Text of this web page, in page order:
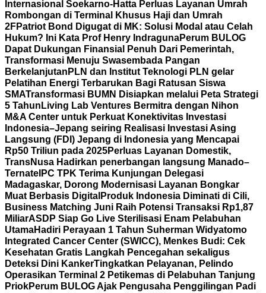
Internasional Soekarno-Hatta Perluas Layanan Umrah
Rombongan di Terminal Khusus Haji dan Umrah
2FPatriot Bond Digugat di MK: Solusi Modal atau Celah
Hukum? Ini Kata Prof Henry IndragunaPerum BULOG
Dapat Dukungan Finansial Penuh Dari Pemerintah,
Transformasi Menuju Swasembada Pangan
Berkelanjutan PLN dan Institut Teknologi PLN gelar
Pelatihan Energi Terbarukan Bagi Ratusan Siswa
SMATransformasi BUMN Disiapkan melalui Peta Strategi
5 Tahun Living Lab Ventures Bermitra dengan Nihon
M&A Center untuk Perkuat Konektivitas Investasi
Indonesia–Jepang seiring Realisasi Investasi Asing
Langsung (FDI) Jepang di Indonesia yang Mencapai
Rp50 Triliun pada 2025Perluas Layanan Domestik,
TransNusa Hadirkan penerbangan langsung Manado–
Ternate IPC TPK Terima Kunjungan Delegasi
Madagaskar, Dorong Modernisasi Layanan Bongkar
Muat Berbasis Digital Produk Indonesia Diminati di Cili,
Business Matching Juni Raih Potensi Transaksi Rp1,87
MiliarASDP Siap Go Live Sterilisasi Enam Pelabuhan
UtamaHadiri Perayaan 1 Tahun Suherman Widyatomo
Integrated Cancer Center (SWICC), Menkes Budi: Cek
Kesehatan Gratis Langkah Pencegahan sekaligus
Deteksi Dini KankerTingkatkan Pelayanan, Pelindo
Operasikan Terminal 2 Petikemas di Pelabuhan Tanjung
PriokPerum BULOG Ajak Pengusaha Penggilingan Padi